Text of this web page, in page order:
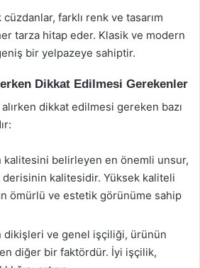
cüzdanlar, farklı renk ve tasarım
tarza hitap eder. Klasik ve modern
bir yelpazeye sahiptir.
Dikkat Edilmesi Gerekenler
dikkat edilmesi gereken bazı
kalitesini belirleyen en önemli unsur,
derisinin kalitesidir. Yüksek kaliteli
ömürlü ve estetik görünüme sahip
dikişleri ve genel işçiliği, ürünün
diğer bir faktördür. İyi işçilik,